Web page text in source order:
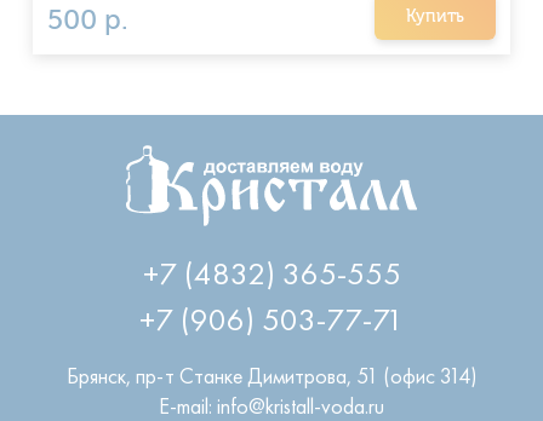
500 р. Купить
+7 (4832) 365-555
+7 (906) 503-77-71
Брянск
пр-т Станке Димитрова, 51 (офис 314)
E-mail: info@kristall-voda.ru